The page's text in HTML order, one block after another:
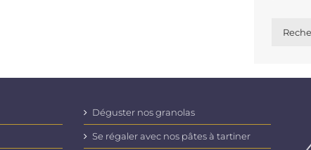
Déguster nos granolas
Se régaler avec nos pâtes à tartiner